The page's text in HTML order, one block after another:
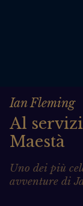
Ian Fleming
Al
Maestà
Uno dei più
avventure di